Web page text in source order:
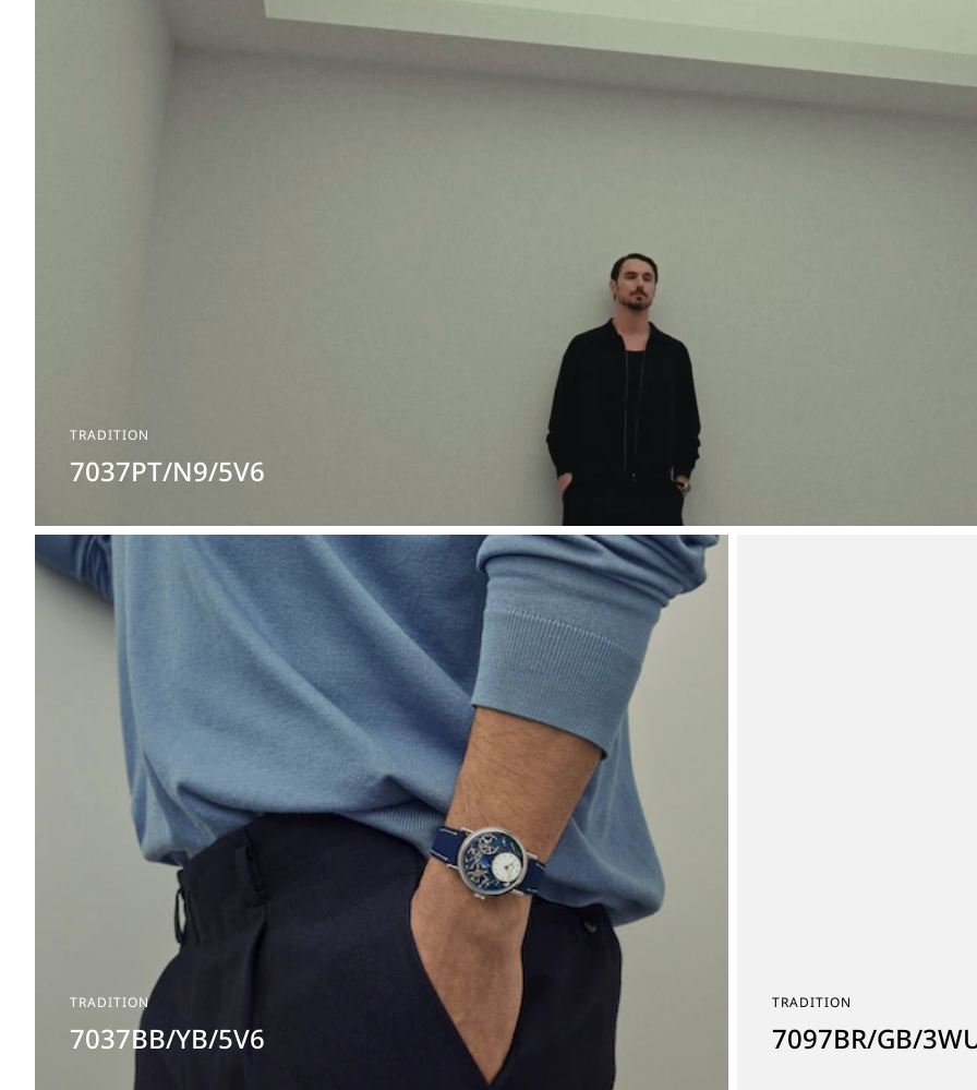
TRADITION
7037PT/N9/5V6
TRADITION
7037BB/YB/5V6
TRADITION
7097BR/GB/